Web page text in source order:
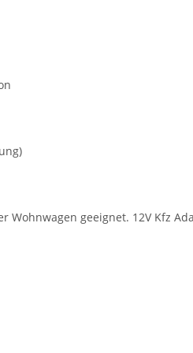
Wohnwagen geeignet. 12V Kfz